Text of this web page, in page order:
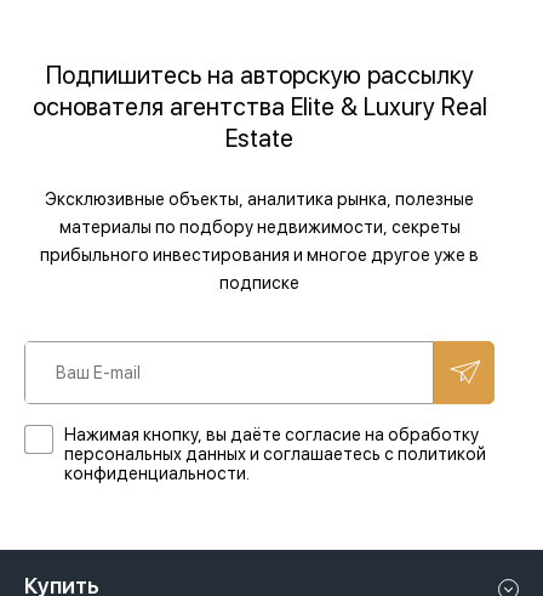
Подпишитесь на авторскую рассылку
основателя агентства Elite & Luxury Real
Estate
Эксклюзивные объекты, аналитика рынка, полезные
материалы по подбору недвижимости, секреты
прибыльного инвестирования и многое другое уже в
подписке
Нажимая кнопку, вы даёте согласие на обработку
персональных данных и соглашаетесь с политикой
конфиденциальности.
Купить